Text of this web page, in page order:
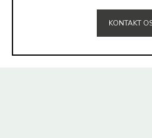
KONTAKT